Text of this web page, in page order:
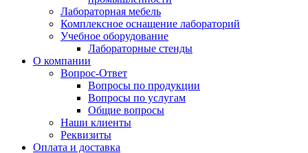
Лабораторная мебель
Комплексное оснащение лабораторий
Учебное оборудование
Лабораторные стенды
О компании
Вопрос-Ответ
Вопросы по продукции
Вопросы по услугам
Общие вопросы
Наши клиенты
Реквизиты
Оплата и доставка